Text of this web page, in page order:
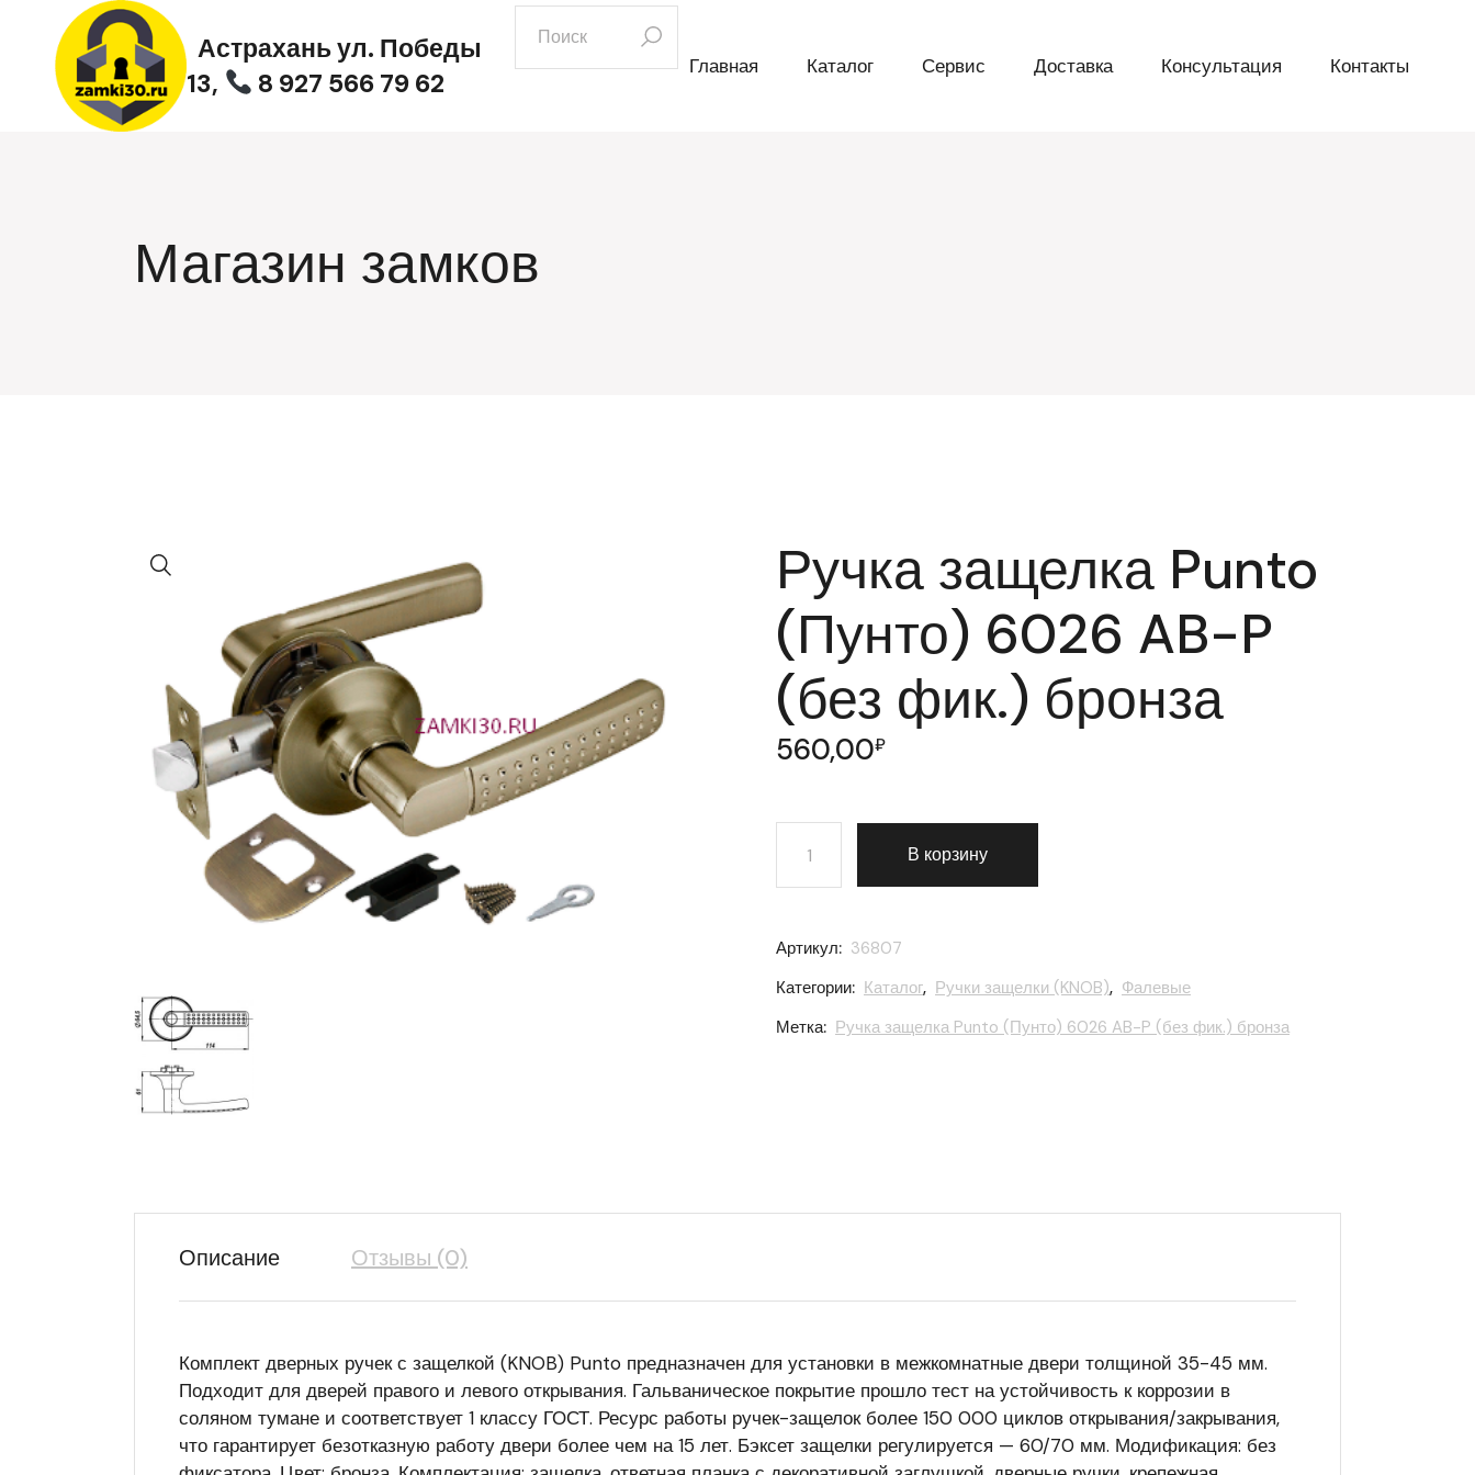
содержимому
Астрахань ул. Победы
13,
8 927 566 79 62
искать:
Главная Каталог Сервис Доставка Консультация Контакты
Магазин замков
Ручка защелка Punto
(Пунто) 6026 AB-P
(без фик.) бронза
560,00₽
Количество товара Ручка защелка Punto (Пунто) 6026 AB-P (без фик.) бронза
В корзину
Артикул: 36807
Категории: Каталог, Ручки защелки (KNOB), Фалевые
Метка: Ручка защелка Punto (Пунто) 6026 AB-P (без фик.) бронза
Описание Отзывы (0)
Комплект дверных ручек с защелкой (KNOB) Punto предназначен для установки в межкомнатные двери толщиной 35-45 мм.
Подходит для дверей правого и левого открывания. Гальваническое покрытие прошло тест на устойчивость к коррозии в
соляном тумане и соответствует 1 классу ГОСТ. Ресурс работы ручек-защелок более 150 000 циклов открывания/закрывания,
что гарантирует безотказную работу двери более чем на 15 лет. Бэксет защелки регулируется — 60/70 мм. Модификация: без